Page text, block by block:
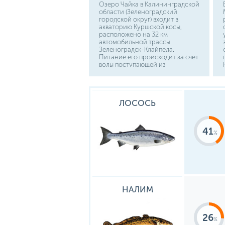
Озеро Чайка в Калининградской
области (Зеленоградский
городской округ) входит в
акваторию Куршской косы,
расположено на 32 км
автомобильной трассы
Зеленоградск-Клайпеда.
Питание его происходит за счет
воды поступающей из
личном транспорте.
ЛОСОСЬ
41
НАЛИМ
26